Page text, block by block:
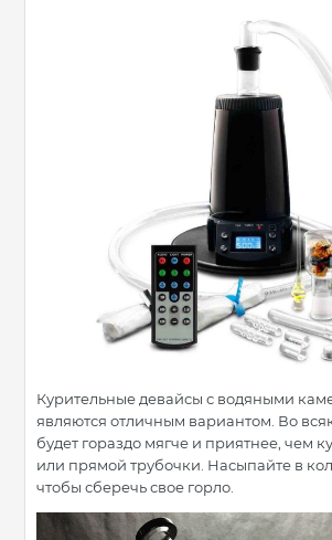
Курительные девайсы с водяными
являются отличным вариантом. Во
будет гораздо мягче и приятнее, чем
или прямой трубочки. Насыпайте в
чтобы сберечь свое горло.